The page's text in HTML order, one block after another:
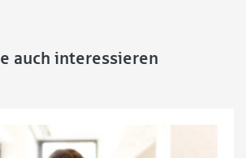
auch interessieren